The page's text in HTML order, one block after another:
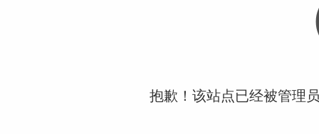
抱歉！该站点已经被管理